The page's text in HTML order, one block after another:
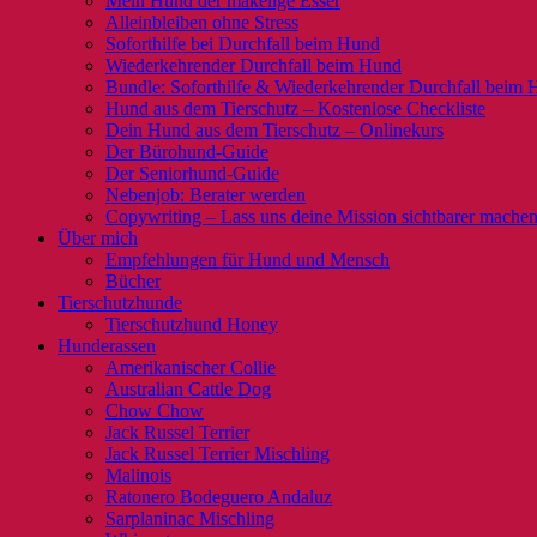
Alleinbleiben ohne Stress
Soforthilfe bei Durchfall beim Hund
Wiederkehrender Durchfall beim Hund
Bundle: Soforthilfe & Wiederkehrender Durchfall beim
Hund aus dem Tierschutz – Kostenlose Checkliste
Dein Hund aus dem Tierschutz – Onlinekurs
Der Bürohund-Guide
Der Seniorhund-Guide
Nebenjob: Berater werden
Copywriting – Lass uns deine Mission sichtbarer machen
Über mich
Empfehlungen für Hund und Mensch
Bücher
Tierschutzhunde
Tierschutzhund Honey
Hunderassen
Amerikanischer Collie
Australian Cattle Dog
Chow Chow
Jack Russel Terrier
Jack Russel Terrier Mischling
Malinois
Ratonero Bodeguero Andaluz
Sarplaninac Mischling